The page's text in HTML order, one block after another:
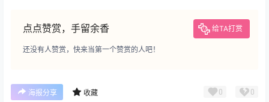
点点赞赏，手留余香 给TA打赏
还没有人赞赏，快来当第一个赞赏的人吧！
海报分享 收藏 0 0